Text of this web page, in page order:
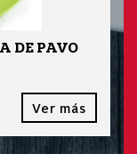
DE PAVO
Ver más